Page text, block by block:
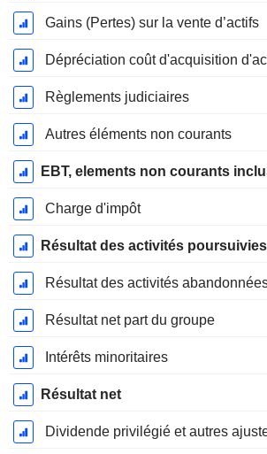
Gains (Pertes) sur la vente d’actifs
Dépréciation coût d'acquisition
Règlements judiciaires
Autres éléments non courants
EBT, elements non courants
Charge d'impôt
Résultat des activités poursuivies
Résultat des activités
Résultat net part du groupe
Intérêts minoritaires
Résultat net
Dividende privilégié et autres